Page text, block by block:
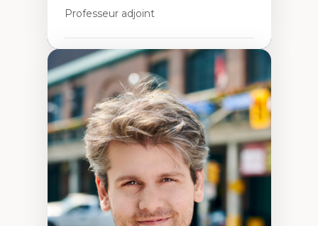
Professeur adjoint
Expertises
Théories et pratiques de l’urbanisme
Urbanisme durable
Histoire de l’urbanisme
Théories sur la
territorialité/territorialisation